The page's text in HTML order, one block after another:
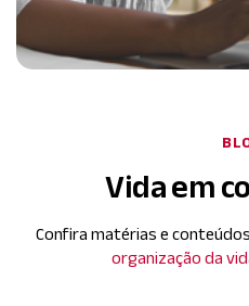
Vida em
Confira matérias e
organização da